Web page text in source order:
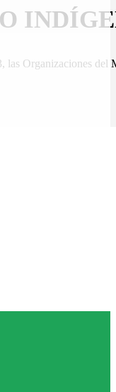
las Organizaciones